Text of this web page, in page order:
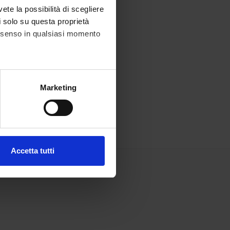
la possibilità di scegliere
su questa proprietà
in qualsiasi momento
metro,Marketing
Accetta tutti